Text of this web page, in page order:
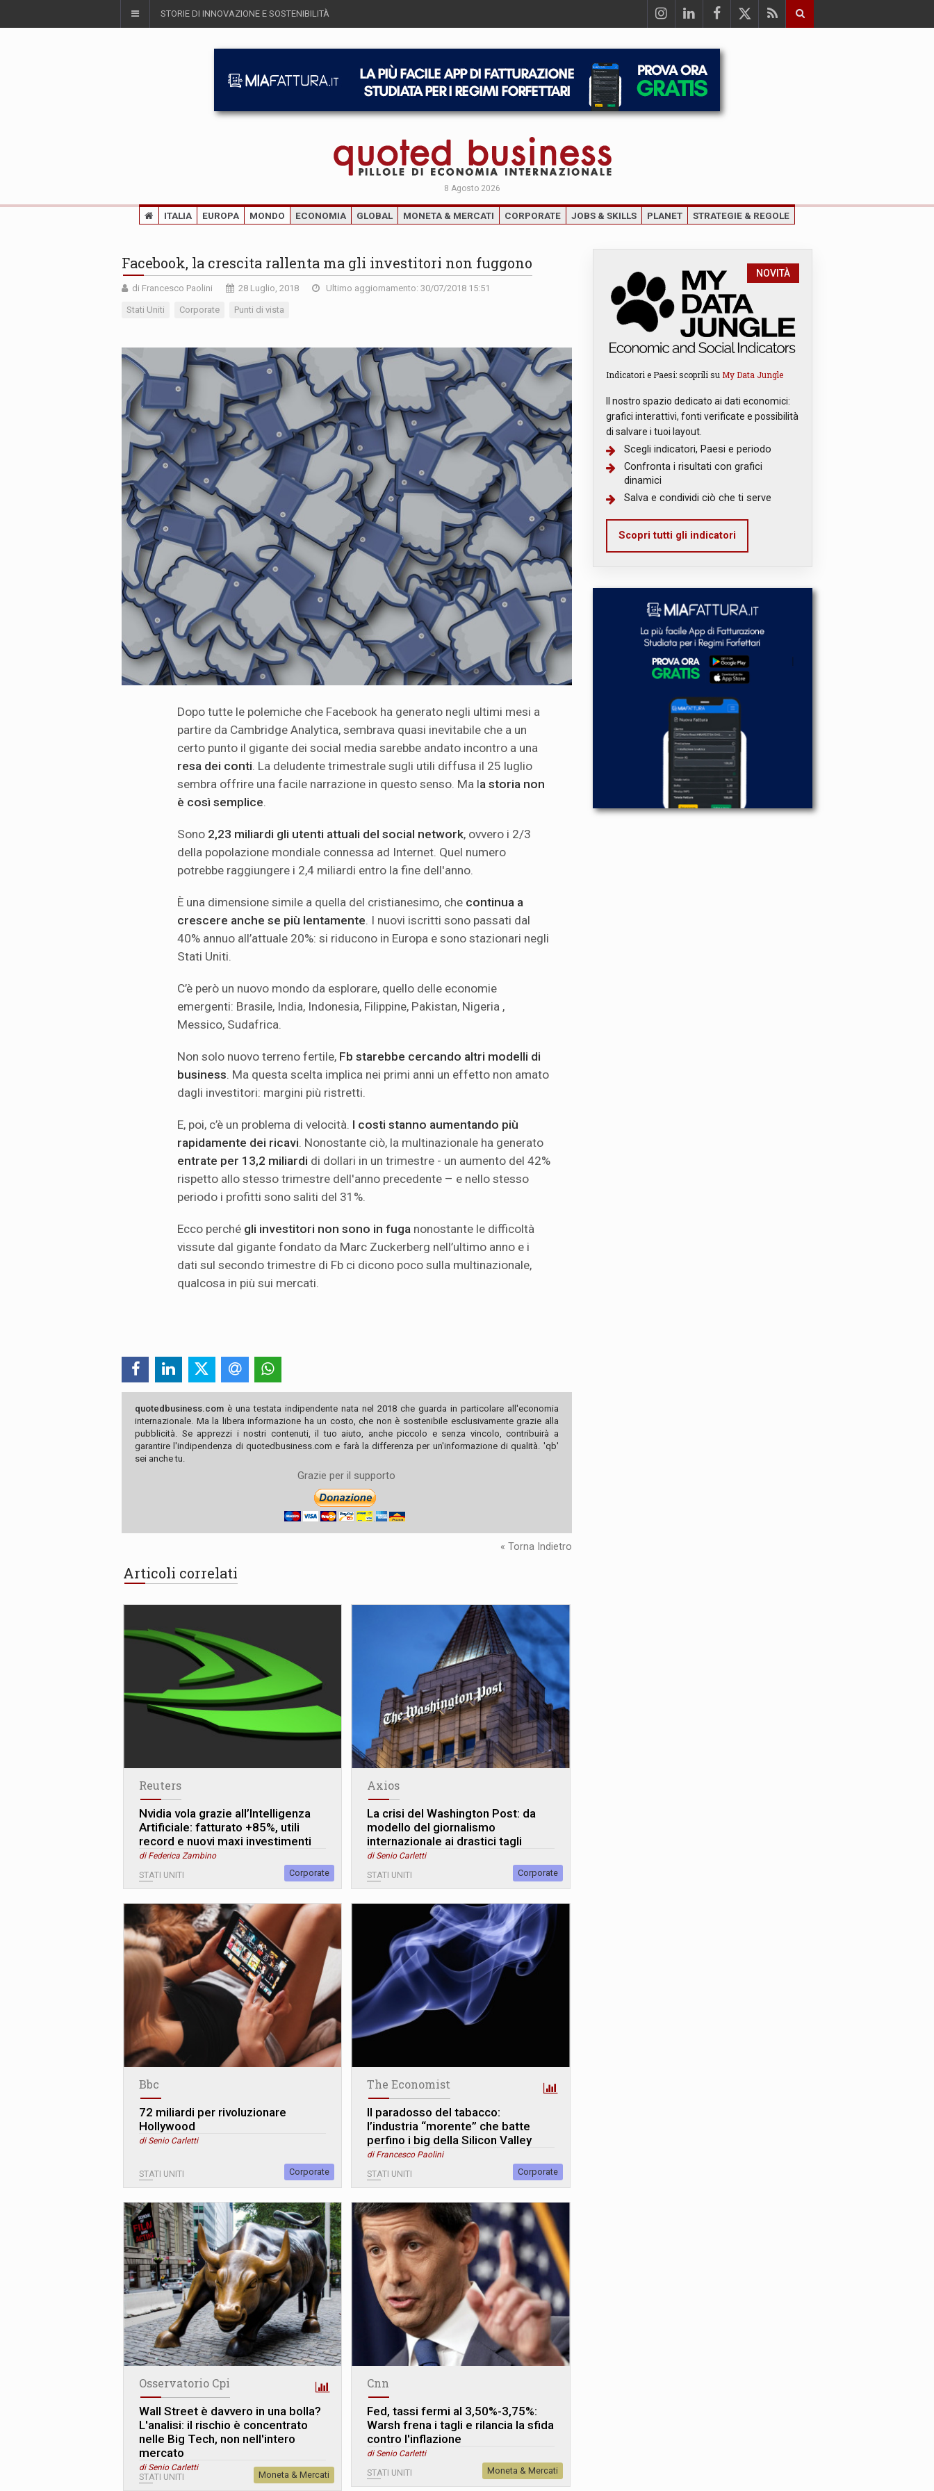
STORIE DI INNOVAZIONE E SOSTENIBILITÀ
8 Agosto 2026
ITALIA EUROPA MONDO ECONOMIA GLOBAL MONETA & MERCATI CORPORATE JOBS & SKILLS PLANET STRATEGIE & REGOLE
Facebook, la crescita rallenta ma gli investitori non fuggono
di Francesco Paolini 28 Luglio, 2018 Ultimo aggiornamento: 30/07/2018 15:51
Stati Uniti Corporate Punti di vista
Dopo tutte le polemiche che Facebook ha generato negli ultimi mesi a
partire da Cambridge Analytica, sembrava quasi inevitabile che a un
certo punto il gigante dei social media sarebbe andato incontro a una
resa dei conti. La deludente trimestrale sugli utili diffusa il 25 luglio
sembra offrire una facile narrazione in questo senso. Ma la storia non
è così semplice.
Sono 2,23 miliardi gli utenti attuali del social network, ovvero i 2/3
della popolazione mondiale connessa ad Internet. Quel numero
potrebbe raggiungere i 2,4 miliardi entro la fine dell'anno.
È una dimensione simile a quella del cristianesimo, che continua a
crescere anche se più lentamente. I nuovi iscritti sono passati dal
40% annuo all’attuale 20%: si riducono in Europa e sono stazionari negli
Stati Uniti.
C’è però un nuovo mondo da esplorare, quello delle economie
emergenti: Brasile, India, Indonesia, Filippine, Pakistan, Nigeria ,
Messico, Sudafrica.
Non solo nuovo terreno fertile, Fb starebbe cercando altri modelli di
business. Ma questa scelta implica nei primi anni un effetto non amato
dagli investitori: margini più ristretti.
E, poi, c’è un problema di velocità. I costi stanno aumentando più
rapidamente dei ricavi. Nonostante ciò, la multinazionale ha generato
entrate per 13,2 miliardi di dollari in un trimestre - un aumento del 42%
rispetto allo stesso trimestre dell'anno precedente – e nello stesso
periodo i profitti sono saliti del 31%.
Ecco perché gli investitori non sono in fuga nonostante le difficoltà
vissute dal gigante fondato da Marc Zuckerberg nell’ultimo anno e i
dati sul secondo trimestre di Fb ci dicono poco sulla multinazionale,
qualcosa in più sui mercati.
quotedbusiness.com è una testata indipendente nata nel 2018 che guarda in particolare all'economia
internazionale. Ma la libera informazione ha un costo, che non è sostenibile esclusivamente grazie alla
pubblicità. Se apprezzi i nostri contenuti, il tuo aiuto, anche piccolo e senza vincolo, contribuirà a
garantire l'indipendenza di quotedbusiness.com e farà la differenza per un'informazione di qualità. 'qb'
sei anche tu.
Grazie per il supporto
« Torna Indietro
Articoli correlati
Reuters
Nvidia vola grazie all’Intelligenza
Artificiale: fatturato +85%, utili
record e nuovi maxi investimenti
di Federica Zambino
STATI UNITI Corporate
Axios
La crisi del Washington Post: da
modello del giornalismo
internazionale ai drastici tagli
di Senio Carletti
STATI UNITI Corporate
Bbc
72 miliardi per rivoluzionare
Hollywood
di Senio Carletti
STATI UNITI Corporate
The Economist
Il paradosso del tabacco:
l’industria “morente” che batte
perfino i big della Silicon Valley
di Francesco Paolini
STATI UNITI Corporate
Osservatorio Cpi
Wall Street è davvero in una bolla?
L'analisi: il rischio è concentrato
nelle Big Tech, non nell'intero
mercato
di Senio Carletti
STATI UNITI Moneta & Mercati
Cnn
Fed, tassi fermi al 3,50%-3,75%:
Warsh frena i tagli e rilancia la sfida
contro l'inflazione
di Senio Carletti
STATI UNITI Moneta & Mercati
NOVITÀ
Indicatori e Paesi: scoprili su My Data Jungle
Il nostro spazio dedicato ai dati economici:
grafici interattivi, fonti verificate e possibilità
di salvare i tuoi layout.
Scegli indicatori, Paesi e periodo
Confronta i risultati con grafici
dinamici
Salva e condividi ciò che ti serve
Scopri tutti gli indicatori